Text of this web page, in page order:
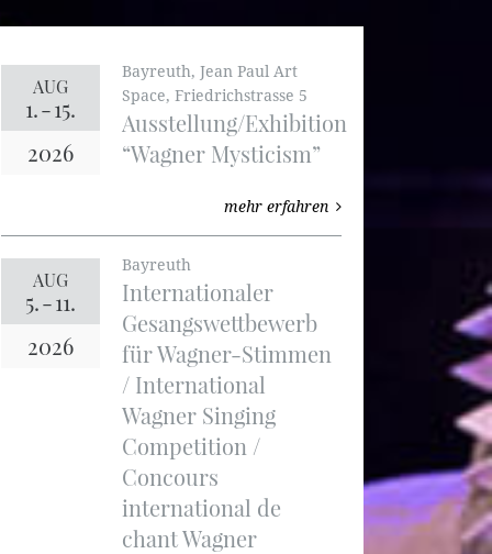
AUG
1.-15.
2026
Bayreuth, Jean Paul Art
Space, Friedrichstrasse 5
Ausstellung/Exhibition
“Wagner Mysticism”
mehr erfahren
AUG
5.-11.
2026
Bayreuth
Internationaler
Gesangswettbewerb
für Wagner-Stimmen
/ International
Wagner Singing
Competition /
Concours
international de
chant Wagner